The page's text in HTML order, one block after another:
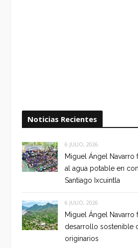
Noticias Recientes
6 JULIO, 2026
Miguel Ángel
al agua potable en
Santiago Ixcuintla
6 JULIO, 2026
Miguel Ángel Navarro
desarrollo sostenible
originarios